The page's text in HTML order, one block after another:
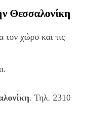
Θεσσαλονίκη
τον χώρο και τις
. Τηλ. 2310